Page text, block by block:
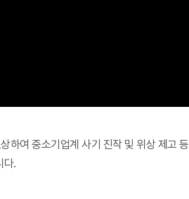
하여 중소기업계 사기 진작 및 위상 제고
다.